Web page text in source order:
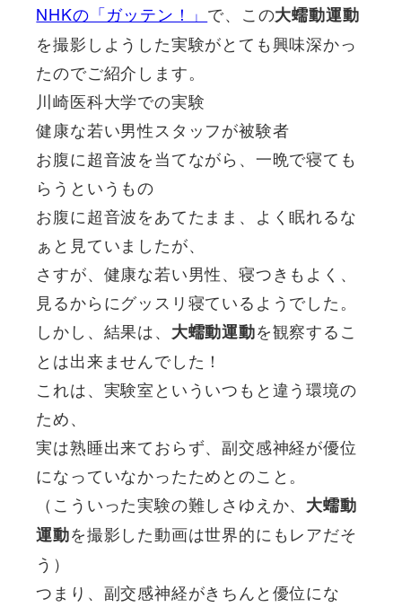
NHKの「ガッテン！」 で、この大蠕動運動
を撮影しようした実験がとても興味深かっ
たのでご紹介します。
川崎医科大学での実験
健康な若い男性スタッフが被験者
お腹に超音波を当てながら、一晩で寝ても
らうというもの
お腹に超音波をあてたまま、よく眠れるな
ぁと見ていましたが、
さすが、健康な若い男性、寝つきもよく、
見るからにグッスリ寝ているようでした。
しかし、結果は、 大蠕動運動を観察するこ
とは出来ませんでした！
これは、実験室といういつもと違う環境の
ため、
実は熟睡出来ておらず、副交感神経が優位
になっていなかったためとのこと。
（こういった実験の難しさゆえか、 大蠕動
運動を撮影した動画は世界的にもレアだそ
う）
つまり、 副交感神経がきちんと優位にな